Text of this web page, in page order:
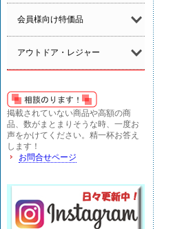
会員様向け特価品
アウトドア・レジャー
掲載されていない商品や高額の商
品、数がまとまりそうな時、一度お
声をかけてください。精一杯お答え
します！
お問合せページ